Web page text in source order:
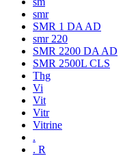
smr
SMR 1 DA AD
smr 220
SMR 2200 DA AD
SMR 2500L CLS
Thg
Vi
Vit
Vitr
Vitrine
.
. R